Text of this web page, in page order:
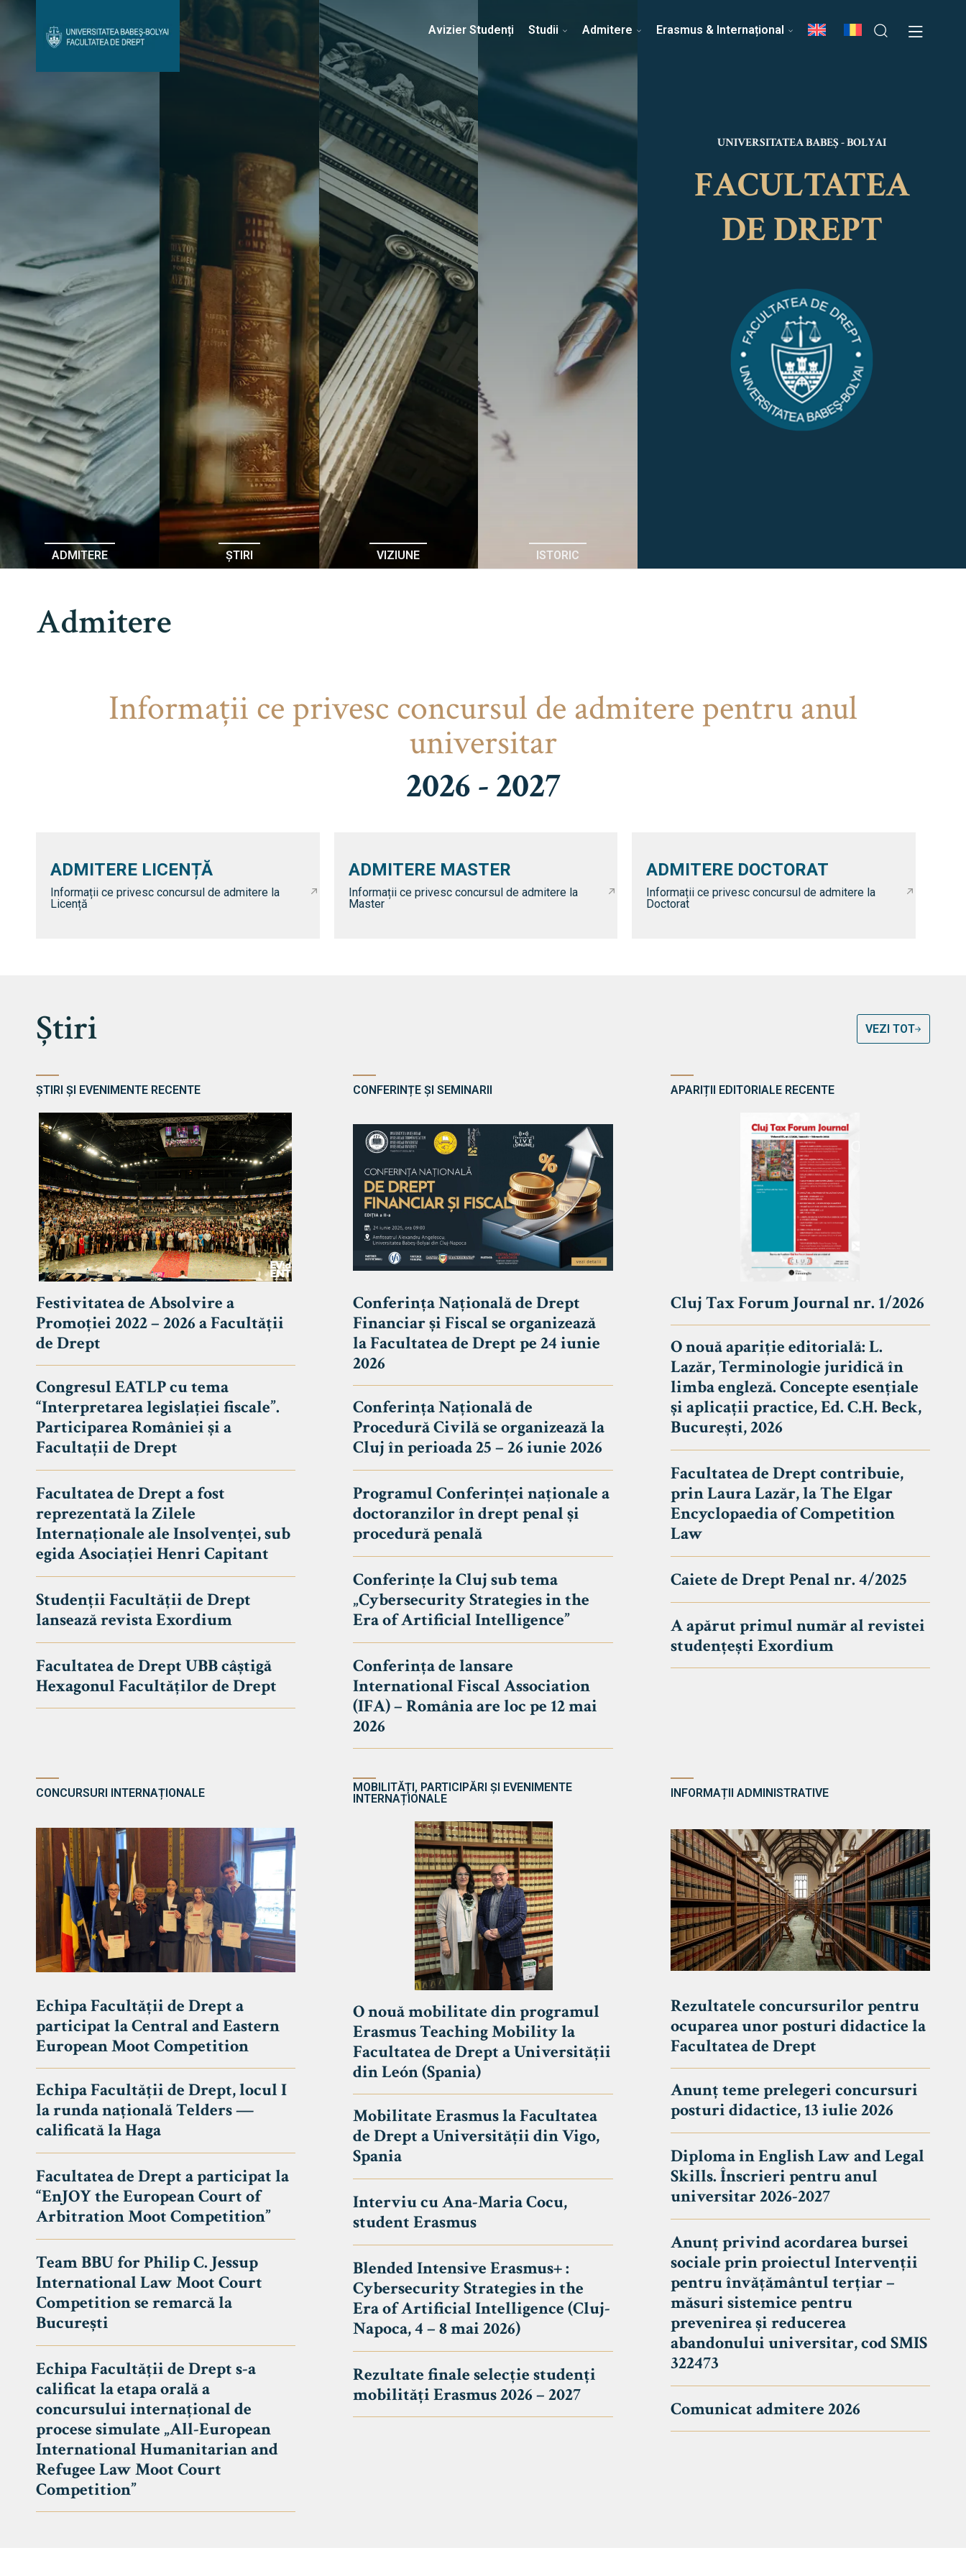
Avizier Studenți Admitere Erasmus & Internațional Despre Facultate Știri Echipa Facultății
Contact
UNIVERSITATEA BABEȘ - BOLYAI
FACULTATEA
DE DREPT
Avizier Studenți
Studii
Admitere
Erasmus & Internațional
Știri
Echipa Facultății
Bibliotecă & Reviste
Avizier Studenți Studii Admitere Erasmus & Internațional
ADMITERE ȘTIRI VIZIUNE ISTORIC
UNIVERSITATEA BABEȘ - BOLYAI
FACULTATEA
DE DREPT
Admitere
Informaţii ce privesc concursul de admitere pentru anul
universitar
2026 - 2027
ADMITERE LICENȚĂ
Informații ce privesc concursul de admitere la
Licență
ADMITERE MASTER
Informații ce privesc concursul de admitere la
Master
ADMITERE DOCTORAT
Informații ce privesc concursul de admitere la
Doctorat
Știri VEZI TOT
ȘTIRI ȘI EVENIMENTE RECENTE
Festivitatea de Absolvire a
Promoției 2022 – 2026 a Facultății
de Drept
Congresul EATLP cu tema
“Interpretarea legislației fiscale”.
Participarea României și a
Facultații de Drept
Facultatea de Drept a fost
reprezentată la Zilele
Internaționale ale Insolvenței, sub
egida Asociației Henri Capitant
Studenții Facultății de Drept
lansează revista Exordium
Facultatea de Drept UBB câștigă
Hexagonul Facultăților de Drept
CONFERINȚE ȘI SEMINARII
Conferința Națională de Drept
Financiar și Fiscal se organizează
la Facultatea de Drept pe 24 iunie
2026
Conferința Națională de
Procedură Civilă se organizează la
Cluj în perioada 25 – 26 iunie 2026
Programul Conferinței naționale a
doctoranzilor în drept penal și
procedură penală
Conferințe la Cluj sub tema
„Cybersecurity Strategies in the
Era of Artificial Intelligence”
Conferința de lansare
International Fiscal Association
(IFA) – România are loc pe 12 mai
2026
APARIȚII EDITORIALE RECENTE
Cluj Tax Forum Journal nr. 1/2026
O nouă apariție editorială: L.
Lazăr, Terminologie juridică în
limba engleză. Concepte esențiale
și aplicații practice, Ed. C.H. Beck,
București, 2026
Facultatea de Drept contribuie,
prin Laura Lazăr, la The Elgar
Encyclopaedia of Competition
Law
Caiete de Drept Penal nr. 4/2025
A apărut primul număr al revistei
studențești Exordium
CONCURSURI INTERNAȚIONALE
Echipa Facultății de Drept a
participat la Central and Eastern
European Moot Competition
Echipa Facultății de Drept, locul I
la runda națională Telders —
calificată la Haga
Facultatea de Drept a participat la
“EnJOY the European Court of
Arbitration Moot Competition”
Team BBU for Philip C. Jessup
International Law Moot Court
Competition se remarcă la
București
Echipa Facultății de Drept s-a
calificat la etapa orală a
concursului internațional de
procese simulate „All-European
International Humanitarian and
Refugee Law Moot Court
Competition”
MOBILITĂȚI, PARTICIPĂRI ȘI EVENIMENTE
INTERNAȚIONALE
O nouă mobilitate din programul
Erasmus Teaching Mobility la
Facultatea de Drept a Universității
din León (Spania)
Mobilitate Erasmus la Facultatea
de Drept a Universității din Vigo,
Spania
Interviu cu Ana-Maria Cocu,
student Erasmus
Blended Intensive Erasmus+ :
Cybersecurity Strategies in the
Era of Artificial Intelligence (Cluj-
Napoca, 4 – 8 mai 2026)
Rezultate finale selecție studenți
mobilități Erasmus 2026 – 2027
INFORMAȚII ADMINISTRATIVE
Rezultatele concursurilor pentru
ocuparea unor posturi didactice la
Facultatea de Drept
Anunț teme prelegeri concursuri
posturi didactice, 13 iulie 2026
Diploma in English Law and Legal
Skills. Înscrieri pentru anul
universitar 2026-2027
Anunț privind acordarea bursei
sociale prin proiectul Intervenții
pentru învățământul terțiar –
măsuri sistemice pentru
prevenirea și reducerea
abandonului universitar, cod SMIS
322473
Comunicat admitere 2026